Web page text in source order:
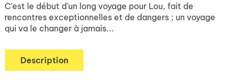
C'est le début d'un long voyage pour Lou, fait de
rencontres exceptionnelles et de dangers ; un voyage
qui va le changer à jamais...
Description